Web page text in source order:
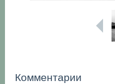
Комментарии